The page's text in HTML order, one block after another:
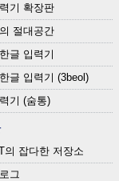
기 확장판
절대공간
글 입력기
글 입력기 (3beol)
기 (숨통)
의 잡다한 저장소
그